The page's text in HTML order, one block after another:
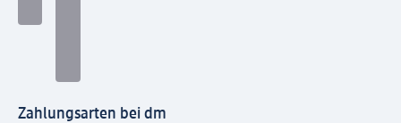
Zahlungsarten bei dm